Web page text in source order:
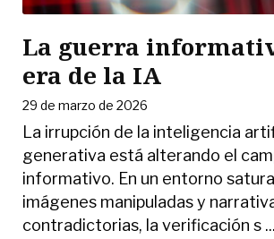
La guerra
era de la IA
29 de marzo de 2026
La irrupción de la inteligencia
generativa está alterando el
informativo. En un entorno
imágenes manipuladas y
contradictorias, la verificación s ...